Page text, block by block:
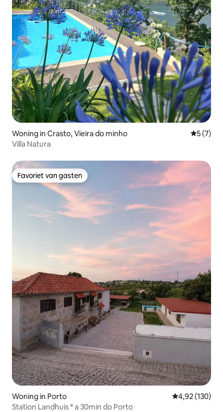
Woning in Crasto, Vieira do minho
5 (7)
Villa Natura
Favoriet van gasten
Favoriet van gasten
Woning in Porto Gemiddelde
4,92 (130)
Station Landhuis * a 30min do Porto